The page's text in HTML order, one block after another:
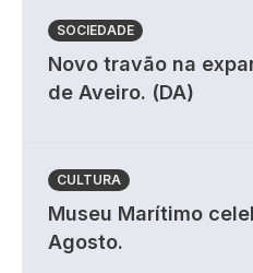
SOCIEDADE
Novo travão na
de Aveiro. (DA)
CULTURA
Museu Marítimo
Agosto.